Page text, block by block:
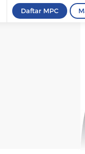
Daftar MPC